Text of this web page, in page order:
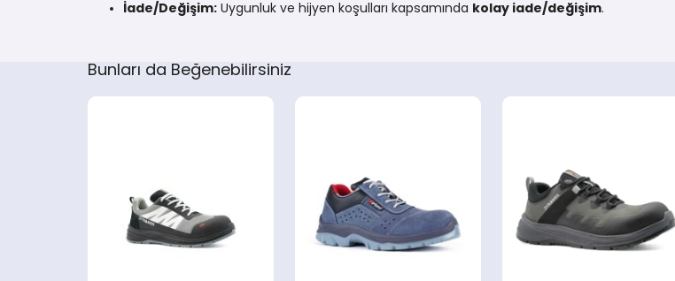
İade/Değişim: Uygunluk ve hijyen koşulları kapsamında kolay iade/değişim.
Bunları da Beğenebilirsiniz